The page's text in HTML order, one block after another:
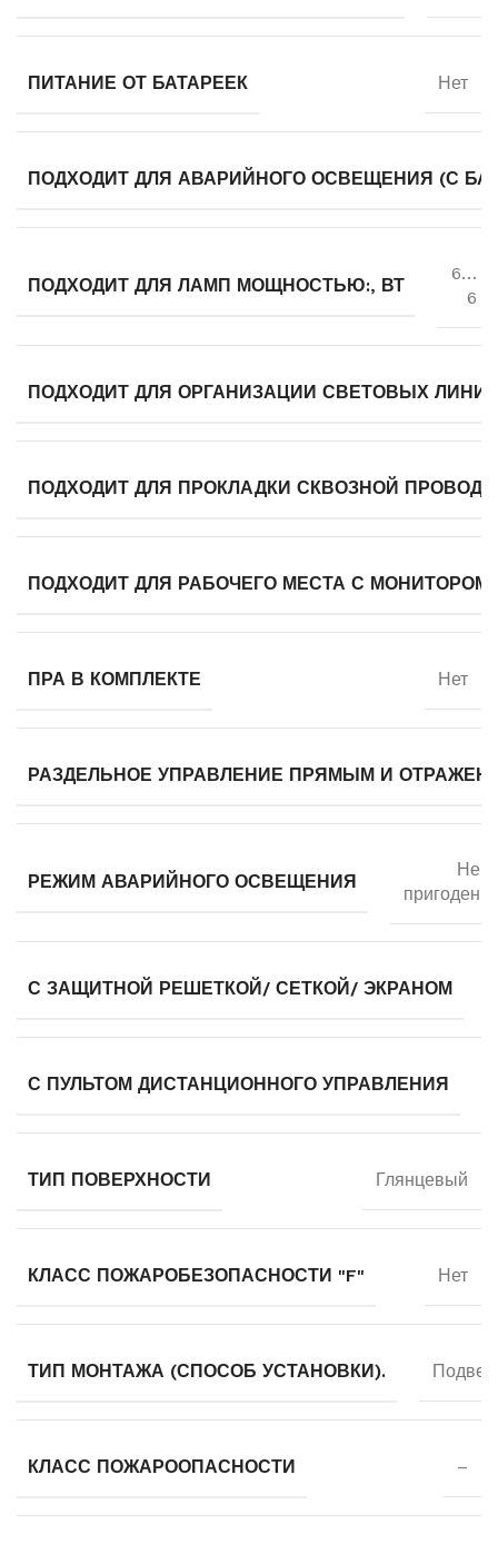
ПИТАНИЕ ОТ БАТАРЕЕК Нет
ПОДХОДИТ ДЛЯ АВАРИЙНОГО ОСВЕЩЕНИЯ (С
ПОДХОДИТ ДЛЯ ЛАМП МОЩНОСТЬЮ:, ВТ
6…
6
ПОДХОДИТ ДЛЯ ОРГАНИЗАЦИИ СВЕТОВЫХ
ПОДХОДИТ ДЛЯ ПРОКЛАДКИ СКВОЗНОЙ
ПОДХОДИТ ДЛЯ РАБОЧЕГО МЕСТА С МОНИТОРОМ
ПРА В КОМПЛЕКТЕ Нет
РАЗДЕЛЬНОЕ УПРАВЛЕНИЕ ПРЯМЫМ И
РЕЖИМ АВАРИЙНОГО ОСВЕЩЕНИЯ
Не
пригоден
С ЗАЩИТНОЙ РЕШЕТКОЙ/ СЕТКОЙ/ ЭКРАНОМ
С ПУЛЬТОМ ДИСТАНЦИОННОГО УПРАВЛЕНИЯ
ТИП ПОВЕРХНОСТИ Глянцевый
КЛАСС ПОЖАРОБЕЗОПАСНОСТИ "F" Нет
ТИП МОНТАЖА (СПОСОБ УСТАНОВКИ).
КЛАСС ПОЖАРООПАСНОСТИ –